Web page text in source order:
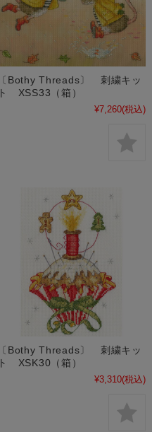
〔Bothy Threads〕 刺繍キッ
ト XSS33（箱）
¥7,260(税込)
〔Bothy Threads〕 刺繍キッ
ト XSK30（箱）
¥3,310(税込)